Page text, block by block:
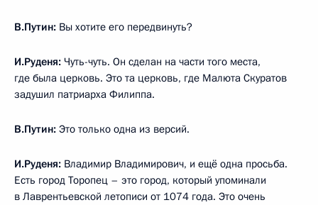
В.Путин: Вы хотите его передвинуть?
И.Руденя: Чуть-чуть. Он сделан на части того места,
где была церковь. Это та церковь, где Малюта Скуратов
задушил патриарха Филиппа.
В.Путин: Это только одна из версий.
И.Руденя: Владимир Владимирович, и ещё одна просьба.
Есть город Торопец – это город, который упоминали
в Лаврентьевской летописи от 1074 года. Это очень